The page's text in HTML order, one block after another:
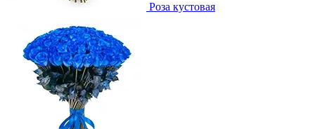
Роза кустовая